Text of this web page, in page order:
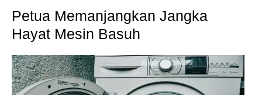
Petua Memanjangkan Jangka
Hayat Mesin Basuh